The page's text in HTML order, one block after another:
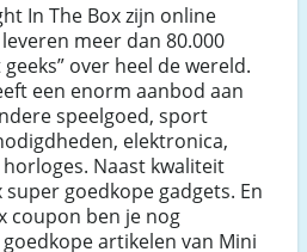
In The Box zijn online
meer dan 80.000
over heel de wereld.
een enorm aanbod aan
speelgoed, sport
elektronica,
Naast kwaliteit
goedkope gadgets. En
coupon ben je nog
artikelen van Mini